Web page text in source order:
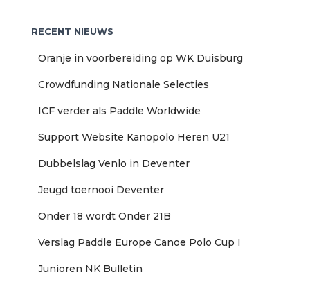
e
RECENT NIEUWS
Oranje in voorbereiding op WK Duisburg
Crowdfunding Nationale Selecties
ICF verder als Paddle Worldwide
Support Website Kanopolo Heren U21
Dubbelslag Venlo in Deventer
Jeugd toernooi Deventer
Onder 18 wordt Onder 21B
Verslag Paddle Europe Canoe Polo Cup I
Junioren NK Bulletin